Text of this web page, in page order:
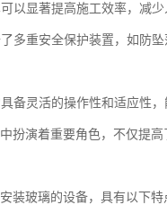
以显著提高施工效率，减
多重安全保护装置，如防
备灵活的操作性和适应性
扮演着重要角色，不仅提
装玻璃的设备，具有以下特